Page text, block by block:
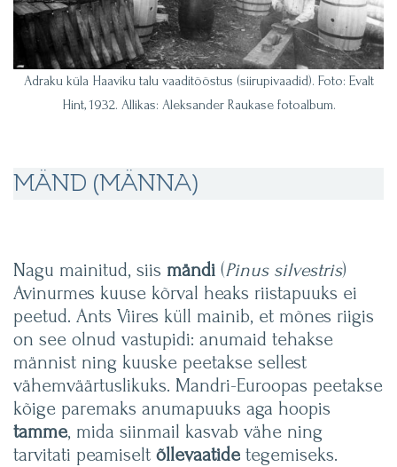
Adraku küla Haaviku talu vaaditööstus (siirupivaadid). Foto: Evalt
Hint, 1932. Allikas: Aleksander Raukase fotoalbum.
MÄND (MÄNNA)
Nagu mainitud, siis mändi (Pinus silvestris)
Avinurmes kuuse kõrval heaks riistapuuks ei
peetud. Ants Viires küll mainib, et mõnes riigis
on see olnud vastupidi: anumaid tehakse
männist ning kuuske peetakse sellest
vähemväärtuslikuks. Mandri-Euroopas peetakse
kõige paremaks anumapuuks aga hoopis
tamme, mida siinmail kasvab vähe ning
tarvitati peamiselt õllevaatide tegemiseks.